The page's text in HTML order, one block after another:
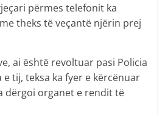
përmes telefonit ka
theks të veçantë njërin prej
ai është revoltuar pasi Policia
tij, teksa ka fyer e kërcënuar
dërgoi organet e rendit të